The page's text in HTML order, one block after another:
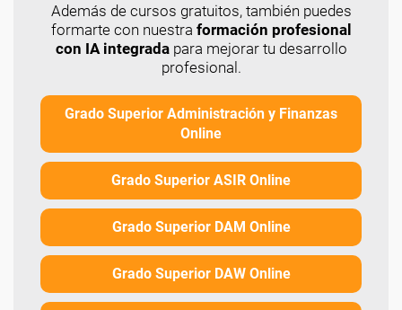
Además de cursos gratuitos, también puedes
formarte con nuestra formación profesional
con IA integradapara mejorar tu desarrollo
profesional.
Grado Superior Administración y Finanzas
Online
Grado Superior ASIR Online
Grado Superior DAM Online
Grado Superior DAW Online